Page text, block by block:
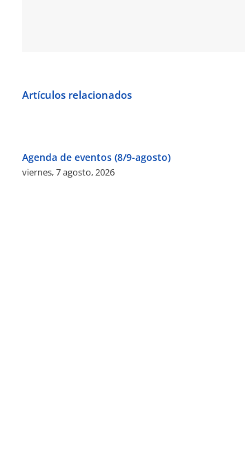
Artículos relacionados
Agenda de eventos (8/9-agosto)
viernes, 7 agosto, 2026